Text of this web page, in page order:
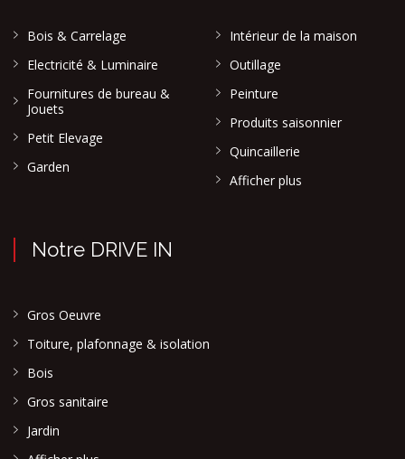
Bois & Carrelage
Electricité & Luminaire
Fournitures de bureau &
Jouets
Petit Elevage
Garden
Intérieur de la maison
Outillage
Peinture
Produits saisonnier
Quincaillerie
Afficher plus
Notre DRIVE IN
Gros Oeuvre
Toiture, plafonnage & isolation
Bois
Gros sanitaire
Jardin